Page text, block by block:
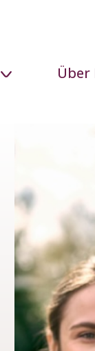
Über